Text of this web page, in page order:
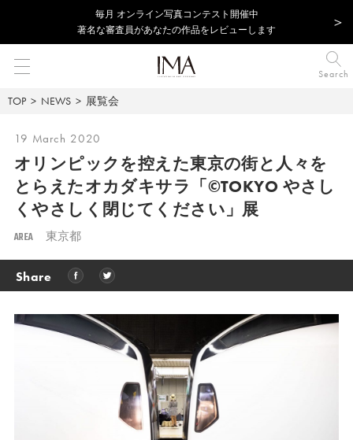
毎⽉ オンライン写真コンテスト開催中
著名な審査員があなたの作品をレビューします
Search
TOP NEWS 展覧会
19 March 2020
オリンピックを控えた東京の街と人々を
とらえたオカダキサラ「©TOKYO やさし
くやさしく閉じてください」展
AREA 東京都
Share